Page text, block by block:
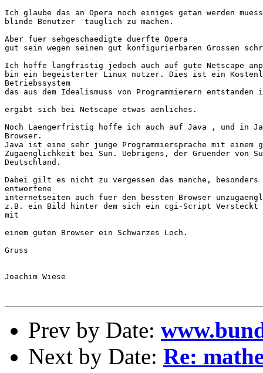
Ich glaube das an Opera noch einiges getan werden
blinde Benutzer  tauglich zu machen.
Aber fuer sehgeschaedigte duerfte Opera
gut sein wegen seinen gut konfigurierbaren Grossen
Ich hoffe langfristig jedoch auch auf gute Netscape
bin ein begeisterter Linux nutzer. Dies ist ein
Betriebssystem
das aus dem Idealismuss von Programmierern
ergibt sich bei Netscape etwas aenliches.
Noch Laengerfristig hoffe ich auch auf Java , und in
Browser.
Java ist eine sehr junge Programmiersprache mit einem
Zugaenglichkeit bei Sun. Uebrigens, der Gruender von
Deutschland.
Dabei gilt es nicht zu vergessen das manche, besonders
entworfene
internetseiten auch fuer den bessten Browser
z.B. ein Bild hinter dem sich ein cgi-Script
mit
einem guten Browser ein Schwarzes Loch.
Gruss
Joachim Wiese
Prev by Date:
Next by Date: Re: